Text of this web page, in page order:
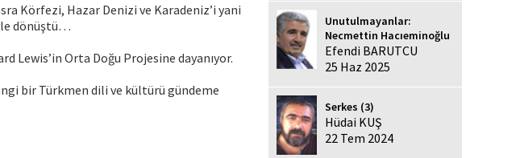
Körfezi, Hazar Denizi ve Karadeniz’i yani
dönüştü…
Lewis’in Orta Doğu Projesine dayanıyor.
bir Türkmen dili ve kültürü gündeme
Unutulmayanlar:
Necmettin Hacıeminoğlu
Efendi BARUTCU
25 Haz 2025
Serkes (3)
Hüdai KUŞ
22 Tem 2024